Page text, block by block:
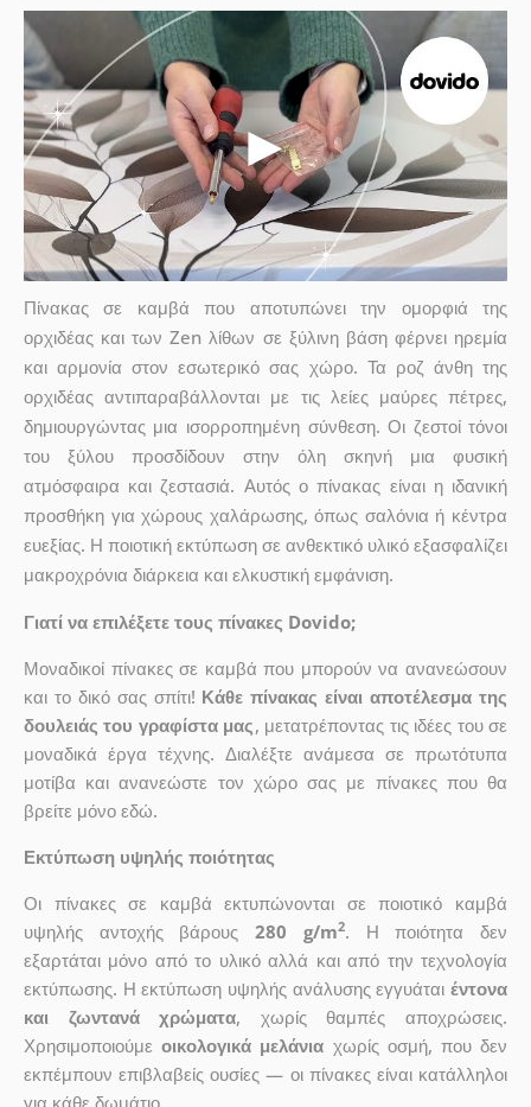
Πίνακας σε καμβά που αποτυπώνει την ομορφιά της
ορχιδέας και των Zen λίθων σε ξύλινη βάση φέρνει ηρεμία
και αρμονία στον εσωτερικό σας χώρο. Τα ροζ άνθη της
ορχιδέας αντιπαραβάλλονται με τις λείες μαύρες πέτρες,
δημιουργώντας μια ισορροπημένη σύνθεση. Οι ζεστοί τόνοι
του ξύλου προσδίδουν στην όλη σκηνή μια φυσική
ατμόσφαιρα και ζεστασιά. Αυτός ο πίνακας είναι η ιδανική
προσθήκη για χώρους χαλάρωσης, όπως σαλόνια ή κέντρα
ευεξίας. Η ποιοτική εκτύπωση σε ανθεκτικό υλικό εξασφαλίζει
μακροχρόνια διάρκεια και ελκυστική εμφάνιση.
Γιατί να επιλέξετε τους πίνακες Dovido;
Μοναδικοί πίνακες σε καμβά που μπορούν να ανανεώσουν
και το δικό σας σπίτι! Κάθε πίνακας είναι αποτέλεσμα της
δουλειάς του γραφίστα μας, μετατρέποντας τις ιδέες του σε
μοναδικά έργα τέχνης. Διαλέξτε ανάμεσα σε πρωτότυπα
μοτίβα και ανανεώστε τον χώρο σας με πίνακες που θα
βρείτε μόνο εδώ.
Εκτύπωση υψηλής ποιότητας
Οι πίνακες σε καμβά εκτυπώνονται σε ποιοτικό καμβά
υψηλής αντοχής βάρους280 g/m2. Η ποιότητα δεν
εξαρτάται μόνο από το υλικό αλλά και από την τεχνολογία
εκτύπωσης. Η εκτύπωση υψηλής ανάλυσης εγγυάταιέντονα
και ζωντανά χρώματα, χωρίς θαμπές αποχρώσεις.
Χρησιμοποιούμεοικολογικά μελάνια χωρίς οσμή, που δεν
εκπέμπουν επιβλαβείς ουσίες — οι πίνακες είναι κατάλληλοι